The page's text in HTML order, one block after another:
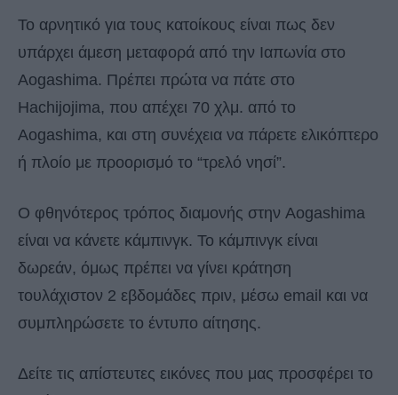
Το αρνητικό για τους κατοίκους είναι πως δεν
υπάρχει άμεση μεταφορά από την Ιαπωνία στο
Aogashima. Πρέπει πρώτα να πάτε στο
Hachijojima, που απέχει 70 χλμ. από το
Aogashima, και στη συνέχεια να πάρετε ελικόπτερο
ή πλοίο με προορισμό το “τρελό νησί”.
Ο φθηνότερος τρόπος διαμονής στην Aogashima
είναι να κάνετε κάμπινγκ. Το κάμπινγκ είναι
δωρεάν, όμως πρέπει να γίνει κράτηση
τουλάχιστον 2 εβδομάδες πριν, μέσω email και να
συμπληρώσετε το έντυπο αίτησης.
Δείτε τις απίστευτες εικόνες που μας προσφέρει το